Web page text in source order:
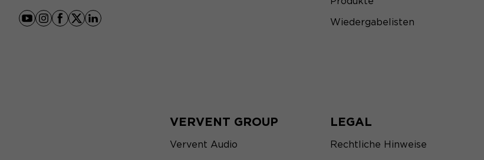
youtube
instagram
facebook
x linkedin
Wiedergabelisten
VERVENT GROUP
Vervent Audio
LEGAL
Rechtliche Hinweise